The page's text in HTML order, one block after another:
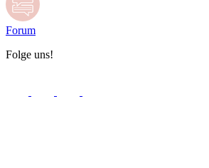
Forum
Folge uns!